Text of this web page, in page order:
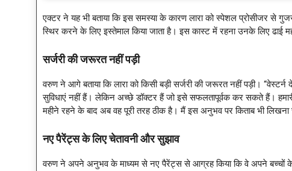
एक्टर ने यह भी बताया कि इस समस्या के कारण लारा को स्पेशल प्रोसीजर से
स्थिर करने के लिए इस्तेमाल किया जाता है। इस कास्ट में रहना उनके लिए ढाई
सर्जरी की जरूरत नहीं पड़ी
वरुण ने आगे बताया कि लारा को किसी बड़ी सर्जरी की जरूरत नहीं पड़ी।
सुविधाएं नहीं हैं। लेकिन अच्छे डॉक्टर हैं जो इसे सफलतापूर्वक कर सकते हैं।
महीने रहने के बाद अब वह पूरी तरह ठीक है। मैं इस अनुभव पर किताब भी लिखना
नए पैरेंट्स के लिए चेतावनी और सुझाव
वरुण ने अपने अनुभव के माध्यम से नए पैरेंट्स से आग्रह किया कि वे अपने बच्चों के